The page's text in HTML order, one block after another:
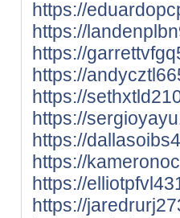
https://
https://
https://
https://
https://
https://
https://
https://
https://
https://